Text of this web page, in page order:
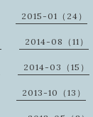
2015-01（24）
2014-08（11）
2014-03（15）
2013-10（13）